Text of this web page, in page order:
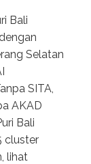
Bali
Selatan
SITA,
AKAD
Bali
cluster
lihat